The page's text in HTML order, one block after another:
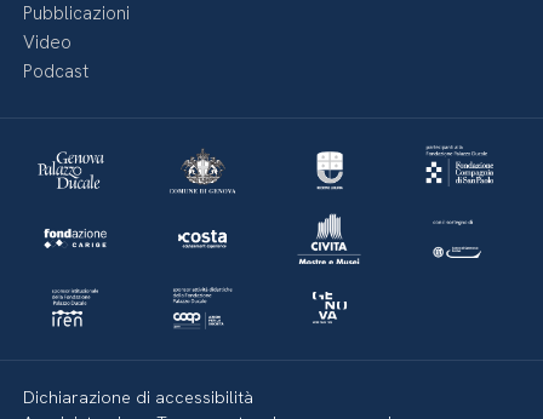
Pubblicazioni
Video
Podcast
Dichiarazione di accessibilità